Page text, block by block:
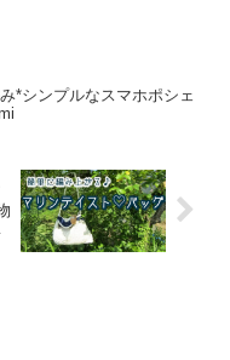
*シンプルなスマホポシェ